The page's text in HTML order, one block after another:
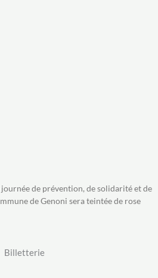
de prévention, de solidarité et de
de Genoni sera teintée de rose
Billetterie